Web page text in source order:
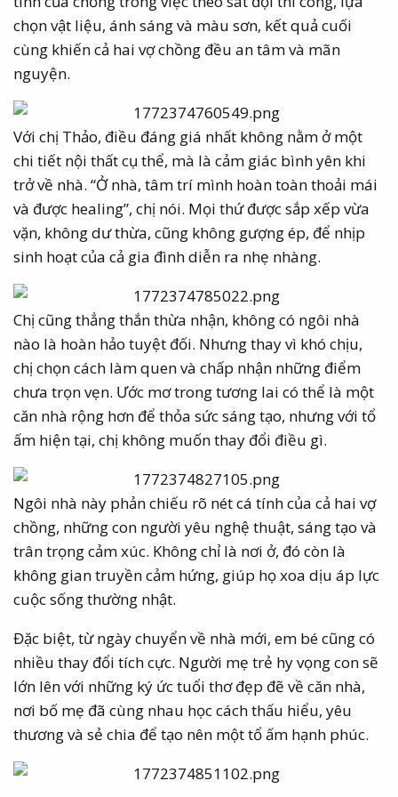
chọn vật liệu, ánh sáng và màu sơn, kết quả cuối
cùng khiến cả hai vợ chồng đều an tâm và mãn
nguyện.
Với chị Thảo, điều đáng giá nhất không nằm ở một
chi tiết nội thất cụ thể, mà là cảm giác bình yên khi
trở về nhà. “Ở nhà, tâm trí mình hoàn toàn thoải mái
và được healing”, chị nói. Mọi thứ được sắp xếp vừa
vặn, không dư thừa, cũng không gượng ép, để nhịp
sinh hoạt của cả gia đình diễn ra nhẹ nhàng.
Chị cũng thẳng thắn thừa nhận, không có ngôi nhà
nào là hoàn hảo tuyệt đối. Nhưng thay vì khó chịu,
chị chọn cách làm quen và chấp nhận những điểm
chưa trọn vẹn. Ước mơ trong tương lai có thể là một
căn nhà rộng hơn để thỏa sức sáng tạo, nhưng với tổ
ấm hiện tại, chị không muốn thay đổi điều gì.
Ngôi nhà này phản chiếu rõ nét cá tính của cả hai vợ
chồng, những con người yêu nghệ thuật, sáng tạo và
trân trọng cảm xúc. Không chỉ là nơi ở, đó còn là
không gian truyền cảm hứng, giúp họ xoa dịu áp lực
cuộc sống thường nhật.
Đặc biệt, từ ngày chuyển về nhà mới, em bé cũng có
nhiều thay đổi tích cực. Người mẹ trẻ hy vọng con sẽ
lớn lên với những ký ức tuổi thơ đẹp đẽ về căn nhà,
nơi bố mẹ đã cùng nhau học cách thấu hiểu, yêu
thương và sẻ chia để tạo nên một tổ ấm hạnh phúc.